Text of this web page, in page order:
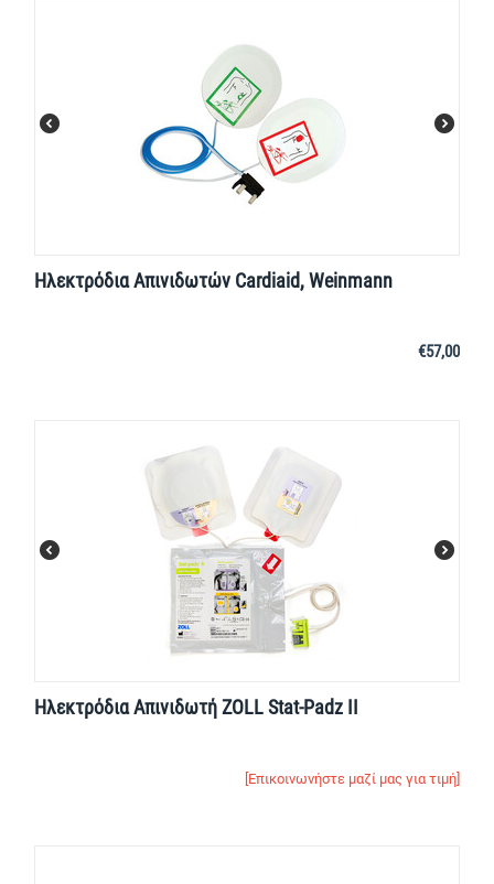
Ηλεκτρόδια Απινιδωτών Cardiaid, Weinmann
€57,00
Ηλεκτρόδια Απινιδωτή ZOLL Stat-Padz II
[Επικοινωνήστε μαζί μας για τιμή]